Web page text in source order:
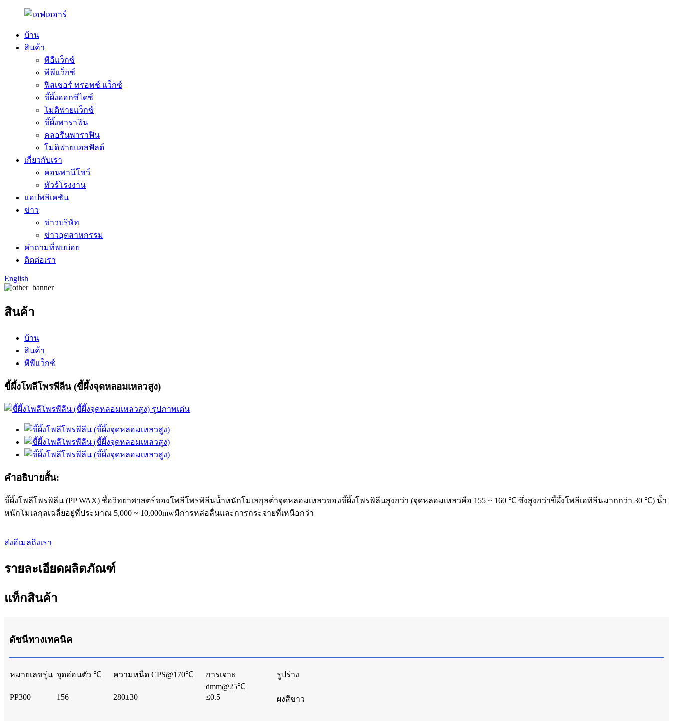
บ้าน
สินค้า
พีอีแว็กซ์
พีพีแว็กซ์
ฟิสเชอร์ ทรอพช์ แว็กซ์
ขี้ผึ้งออกซิไดซ์
โมดิฟายแว็กซ์
ขี้ผึ้งพาราฟิน
คลอรีนพาราฟิน
โมดิฟายแอสฟัลต์
เกี่ยวกับเรา
คอนพานีโชว์
ทัวร์โรงงาน
แอปพลิเคชัน
ข่าว
ข่าวบริษัท
ข่าวอุตสาหกรรม
คำถามที่พบบ่อย
ติดต่อเรา
English
สินค้า
บ้าน
สินค้า
พีพีแว็กซ์
ขี้ผึ้งโพลีโพรพีลีน (ขี้ผึ้งจุดหลอมเหลวสูง)
คำอธิบายสั้น:
ขี้ผึ้งโพลีโพรพิลีน (PP WAX) ชื่อวิทยาศาสตร์ของโพลีโพรพิลีนน้ำหนักโมเลกุลต่ำจุดหลอมเหลวของขี้ผึ้งโพรพิลีนสูงกว่า (จุดหลอมเหลวคือ 155 ~ 160 ℃ ซึ่งสูงกว่าขี้ผึ้งโพลีเอทิลีนมากกว่า 30 ℃) น้ำ
หนักโมเลกุลเฉลี่ยอยู่ที่ประมาณ 5,000 ~ 10,000mwมีการหล่อลื่นและการกระจายที่เหนือกว่า
ส่งอีเมลถึงเรา
รายละเอียดผลิตภัณฑ์
แท็กสินค้า
ดัชนีทางเทคนิค
หมายเลขรุ่น จุดอ่อนตัว ℃ ความหนืด CPS@170℃
การเจาะ
dmm@25℃
รูปร่าง
PP300 156 280±30 ≤0.5 ผงสีขาว